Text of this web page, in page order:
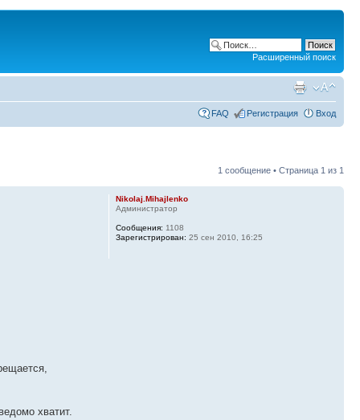
Расширенный поиск
FAQ Регистрация Вход
1 сообщение • Страница 1 из 1
хватит.
Nikolaj.Mihajlenko
Администратор
Сообщения: 1108
Зарегистрирован: 25 сен 2010, 16:25